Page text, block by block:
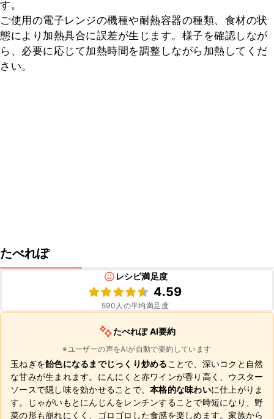
す。
ご使用の電子レンジの機種や耐熱容器の種類、食材の状
態により加熱具合に誤差が生じます。様子を確認しなが
ら、必要に応じて加熱時間を調整しながら加熱してくだ
さい。
たべれぽ
レシピ満足度
4.59
590 人の平均満足度
たべれぽ AI要約
※ユーザーの声をAIが自動で要約しています
玉ねぎを飴色になるまでじっくり炒める ことで、深いコクと自然
な甘みが生まれます。にんにくと赤ワインが香り高く、ウスター
ソースで隠し味を効かせることで、 本格的な味わいに仕上がりま
す。じゃがいもとにんじんをレンチンすることで時短になり、野
菜の形も崩れにくく、ゴロゴロした食感を楽しめます。家族から